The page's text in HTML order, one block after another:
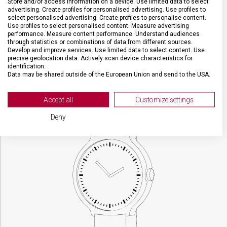
VELIKOST
POUZDRO 42 mm
advertising. Create profiles for personalised advertising. Use profiles to
select personalised advertising. Create profiles to personalise content.
Use profiles to select personalised content. Measure advertising
performance. Measure content performance. Understand audiences
through statistics or combinations of data from different sources.
Develop and improve services. Use limited data to select content. Use
precise geolocation data. Actively scan device characteristics for
identification.
Data may be shared outside of the European Union and send to the USA.
View Partner List (2 IAB Vendors)
We use your data for the following purposes:
Store and/or access information on a device
Use limited data to select advertising
Create profiles for personalised advertising
Use profiles to select personalised
Accept all Customize settings
Deny